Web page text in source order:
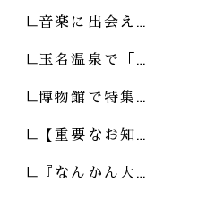
音楽に出会え…
玉名温泉で「…
博物館で特集…
【重要なお知…
『なんかん大…